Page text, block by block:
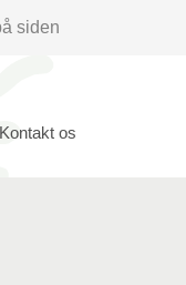
Kontakt os